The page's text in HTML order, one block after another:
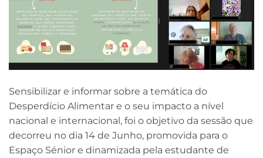
Sensibilizar e informar sobre a temática do
Desperdício Alimentar e o seu impacto a nível
nacional e internacional, foi o objetivo da sessão que
decorreu no dia 14 de Junho, promovida para o
Espaço Sénior e dinamizada pela estudante de